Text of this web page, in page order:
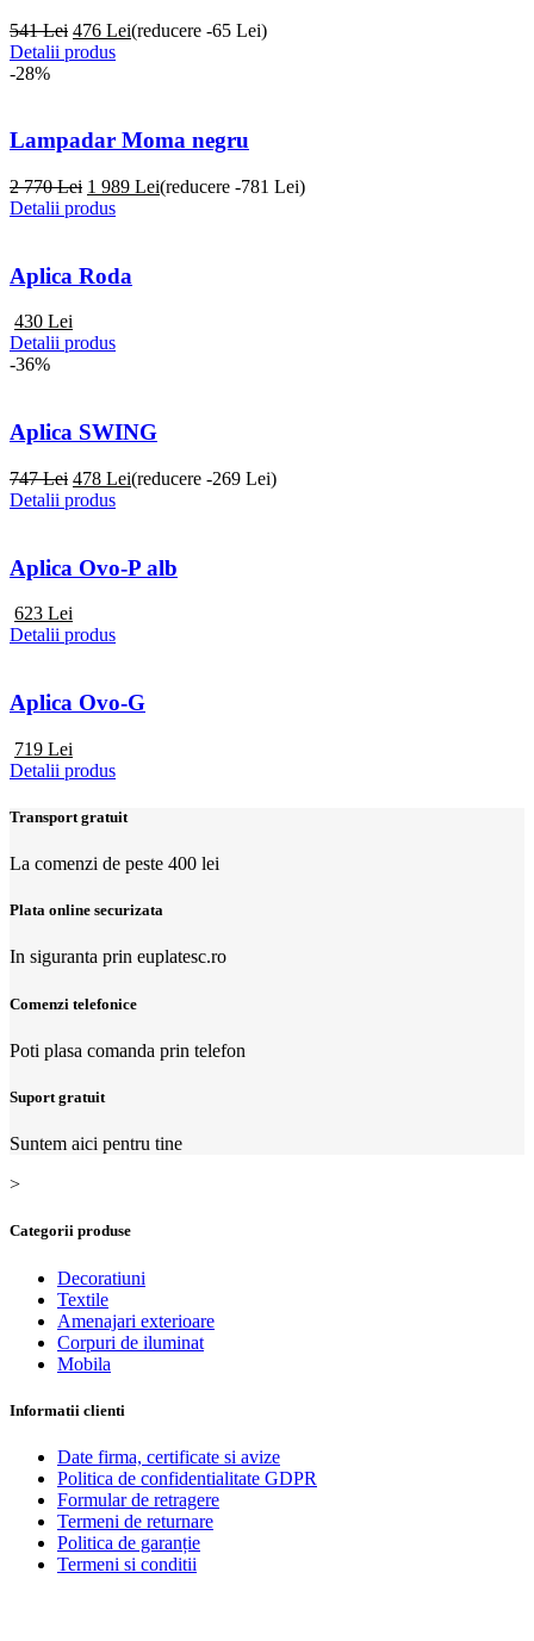
541 Lei 476 Lei(reducere -65 Lei)
Detalii produs
-28%
Lampadar Moma negru
2 770 Lei 1 989 Lei(reducere -781 Lei)
Detalii produs
Aplica Roda
430 Lei
Detalii produs
-36%
Aplica SWING
747 Lei 478 Lei(reducere -269 Lei)
Detalii produs
Aplica Ovo-P alb
623 Lei
Detalii produs
Aplica Ovo-G
719 Lei
Detalii produs
Transport gratuit
La comenzi de peste 400 lei
Plata online securizata
In siguranta prin euplatesc.ro
Comenzi telefonice
Poti plasa comanda prin telefon
Suport gratuit
Suntem aici pentru tine
>
Categorii produse
Decoratiuni
Textile
Amenajari exterioare
Corpuri de iluminat
Mobila
Informatii clienti
Date firma, certificate si avize
Politica de confidentialitate GDPR
Formular de retragere
Termeni de returnare
Politica de garanție
Termeni si conditii